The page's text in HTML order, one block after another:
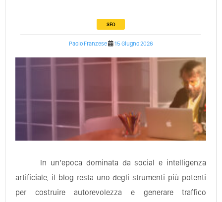
SEO
Paolo Franzese 15 Giugno 2026
In un’epoca dominata da social e intelligenza
artificiale, il blog resta uno degli strumenti più potenti
per costruire autorevolezza e generare traffico